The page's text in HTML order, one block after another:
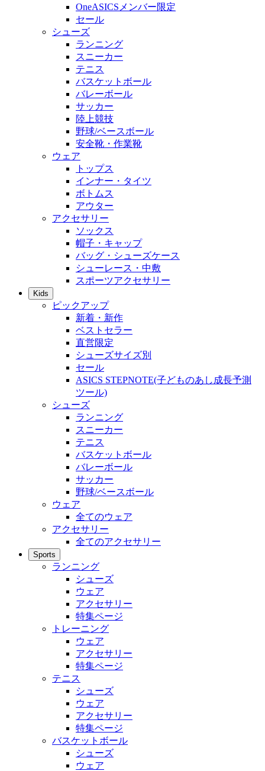
OneASICSメンバー限定
セール
シューズ
ランニング
スニーカー
テニス
バスケットボール
バレーボール
サッカー
陸上競技
野球/ベースボール
安全靴・作業靴
ウェア
トップス
インナー・タイツ
ボトムス
アウター
アクセサリー
ソックス
帽子・キャップ
バッグ・シューズケース
シューレース・中敷
スポーツアクセサリー
Kids
ピックアップ
新着・新作
ベストセラー
直営限定
シューズサイズ別
セール
ASICS STEPNOTE(子どものあし成長予測
ツール)
シューズ
ランニング
スニーカー
テニス
バスケットボール
バレーボール
サッカー
野球/ベースボール
ウェア
全てのウェア
アクセサリー
全てのアクセサリー
Sports
ランニング
シューズ
ウェア
アクセサリー
特集ページ
トレーニング
ウェア
アクセサリー
特集ページ
テニス
シューズ
ウェア
アクセサリー
特集ページ
バスケットボール
シューズ
ウェア